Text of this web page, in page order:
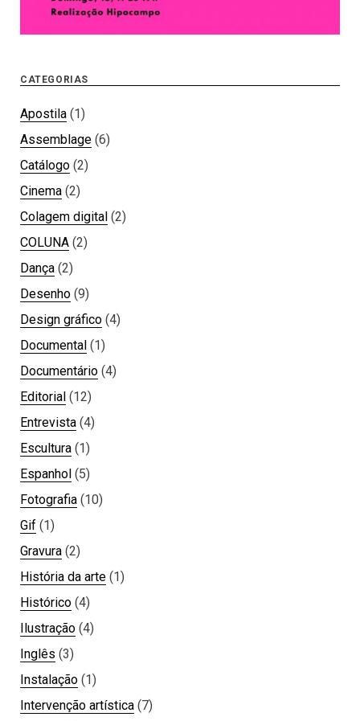
CATEGORIAS
Apostila (1)
Assemblage (6)
Catálogo (2)
Cinema (2)
Colagem digital (2)
COLUNA (2)
Dança (2)
Desenho (9)
Design gráfico (4)
Documental (1)
Documentário (4)
Editorial (12)
Entrevista (4)
Escultura (1)
Espanhol (5)
Fotografia (10)
Gif (1)
Gravura (2)
História da arte (1)
Histórico (4)
Ilustração (4)
Inglês (3)
Instalação (1)
Intervenção artística (7)